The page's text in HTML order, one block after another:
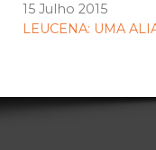
15 Julho 2015
LEUCENA: UMA